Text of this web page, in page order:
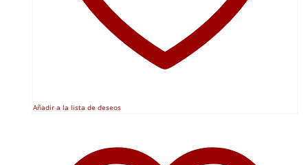
Añadir a la lista de deseos